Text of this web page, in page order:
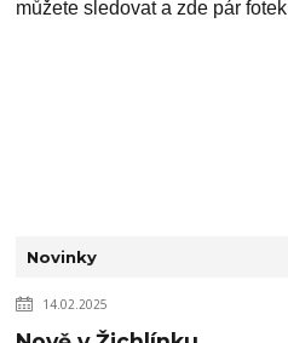
Novinky
14.02.2025
můžete sledovat a zde pár fotek